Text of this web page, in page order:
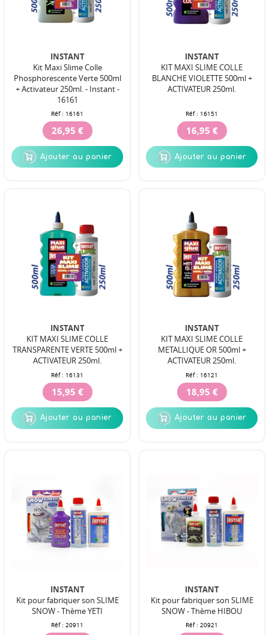
INSTANT
Kit Maxi Slime Colle
Phosphorescente Verte 500ml
+ Activateur 250ml. - Instant -
16161
Réf : 16161
26,95 €
Ajouter au panier
INSTANT
KIT MAXI SLIME COLLE
BLANCHE VIOLETTE 500ml +
ACTIVATEUR 250ml.
Réf : 16151
16,95 €
Ajouter au panier
INSTANT
KIT MAXI SLIME COLLE
TRANSPARENTE VERTE 500ml +
ACTIVATEUR 250ml.
Réf : 16131
15,95 €
Ajouter au panier
INSTANT
KIT MAXI SLIME COLLE
METALLIQUE OR 500ml +
ACTIVATEUR 250ml.
Réf : 16121
18,95 €
Ajouter au panier
INSTANT
Kit pour fabriquer son SLIME
SNOW - Thème YETI
Réf : 20911
INSTANT
Kit pour fabriquer son SLIME
SNOW - Thème HIBOU
Réf : 20921